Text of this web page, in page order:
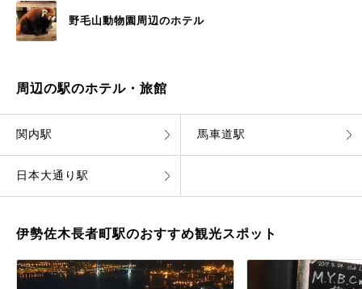
野毛山動物園周辺のホテル
周辺の駅のホテル・旅館
関内駅 馬車道駅
日本大通り駅
伊勢佐木長者町駅のおすすめ観光スポット